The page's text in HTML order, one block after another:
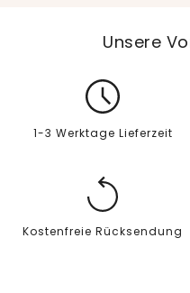
Unsere
1-3 Werktage Lieferzeit
Kostenfreie Rücksendung